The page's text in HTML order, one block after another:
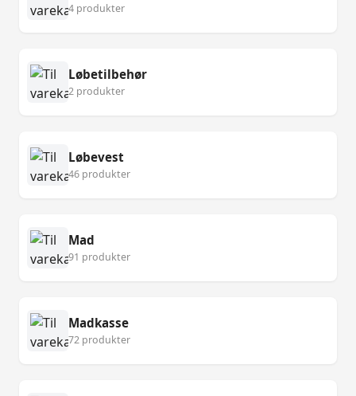
4 produkter
Løbetilbehør
2 produkter
Løbevest
46 produkter
Mad
91 produkter
Madkasse
72 produkter